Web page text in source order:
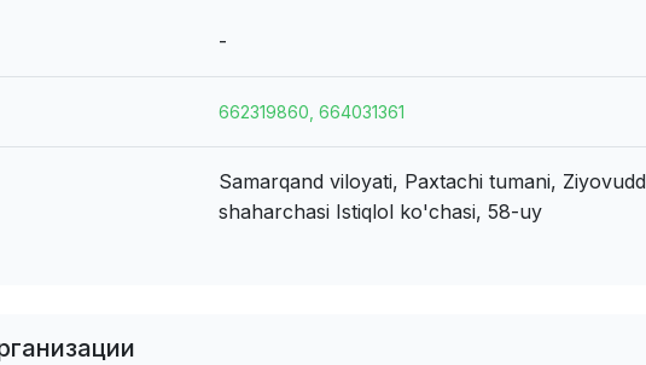
-
662319860, 664031361
Samarqand viloyati, Paxtachi tumani,
shaharchasi Istiqlol ko'chasi, 58-uy